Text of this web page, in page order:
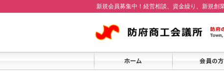
新規会員募集中！経営相談、資金繰り、新規創